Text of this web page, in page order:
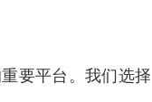
要平台。我们选择